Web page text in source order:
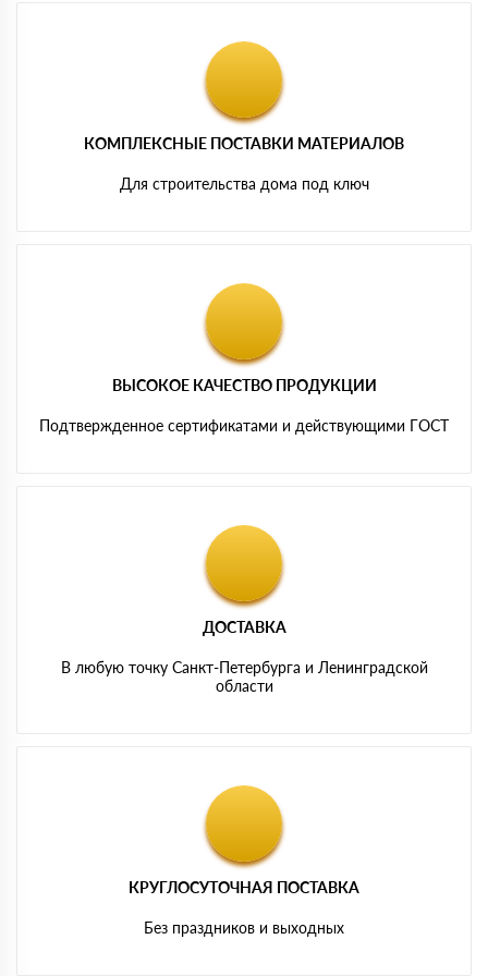
КОМПЛЕКСНЫЕ ПОСТАВКИ МАТЕРИАЛОВ
Для строительства дома под ключ
ВЫСОКОЕ КАЧЕСТВО ПРОДУКЦИИ
Подтвержденное сертификатами и действующими ГОСТ
ДОСТАВКА
В любую точку Санкт-Петербурга и Ленинградской
области
КРУГЛОСУТОЧНАЯ ПОСТАВКА
Без праздников и выходных